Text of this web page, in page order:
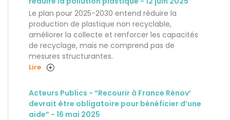
Le plan pour 2025-2030 entend réduire la
production de plastique non recyclable,
améliorer la collecte et renforcer les capacités
de recyclage, mais ne comprend pas de
mesures structurantes.
Lire
Acteurs Publics - “Recourir à France Rénov’
devrait être obligatoire pour bénéficier d’une
aide” - 16 mai 2025